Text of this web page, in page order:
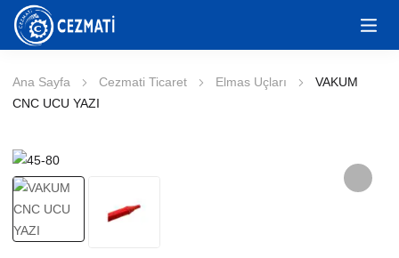
Ana Sayfa Cezmati Ticaret Elmas Uçları
VAKUM
CNC UCU YAZI